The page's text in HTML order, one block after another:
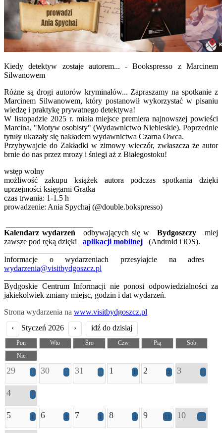
Kiedy detektyw zostaje autorem... - Bookspresso z Marcinem
Silwanowem
Różne są drogi autorów kryminałów... Zapraszamy na spotkanie z
Marcinem Silwanowem, który postanowił wykorzystać w pisaniu
wiedzę i praktykę prywatnego detektywa!
W listopadzie 2025 r. miała miejsce premiera najnowszej powieści
Marcina, "Motyw osobisty" (Wydawnictwo Niebieskie). Poprzednie
tytuły ukazały się nakładem wydawnictwa Czarna Owca.
Przybywajcie do Zakładki w zimowy wieczór, zwłaszcza że autor
brnie do nas przez mrozy i śniegi aż z Białegostoku!
wstęp wolny
możliwość zakupu książek autora podczas spotkania dzięki
uprzejmości księgarni Gratka
czas trwania: 1-1.5 h
prowadzenie: Ania Spychaj (@double.bokspresso)
Kalendarz wydarzeńodbywających się wBydgoszczymiej
zawsze pod ręką dzięki aplikacji mobilnej
(Android i iOS).
Informacje o wydarzeniach przesyłajcie na adres
wydarzenia@visitbydgoszcz.pl
Bydgoskie Centrum Informacji nie ponosi odpowiedzialności za
jakiekolwiek zmiany miejsc, godzin i dat wydarzeń.
Strona wydarzenia na www.visitbydgoszcz.pl
‹
Styczeń 2026 › idź do dzisiaj
Pon Wto Śro Czw Pią
Sob
Nie
29 1 30 7 31 6 1 1 2 2 3 4
4 8
5 1 6 3 7 1 8 3 9 11 10 10